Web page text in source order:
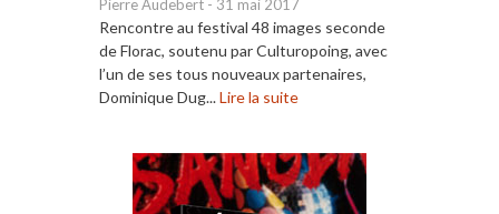
Pierre Audebert - 31 mai 2017
Rencontre au festival 48 images seconde
de Florac, soutenu par Culturopoing, avec
l’un de ses tous nouveaux partenaires,
Dominique Dug...Lire la suite